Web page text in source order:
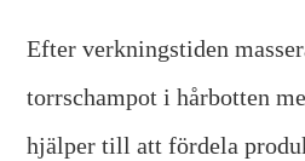
Efter verkningstiden
torrschampot i hårbotten
hjälper till att fördela